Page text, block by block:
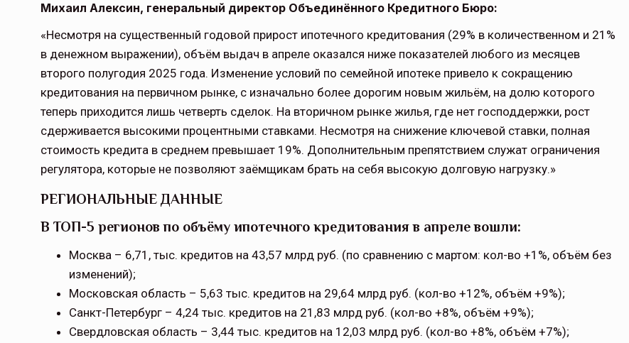
Михаил Алексин, генеральный директор Объединённого Кредитного Бюро:
«Несмотря на существенный годовой прирост ипотечного кредитования (29% в количественном и 21%
в денежном выражении), объём выдач в апреле оказался ниже показателей любого из месяцев
второго полугодия 2025 года. Изменение условий по семейной ипотеке привело к сокращению
кредитования на первичном рынке, с изначально более дорогим новым жильём, на долю которого
теперь приходится лишь четверть сделок. На вторичном рынке жилья, где нет господдержки, рост
сдерживается высокими процентными ставками. Несмотря на снижение ключевой ставки, полная
стоимость кредита в среднем превышает 19%. Дополнительным препятствием служат ограничения
регулятора, которые не позволяют заёмщикам брать на себя высокую долговую нагрузку.»
РЕГИОНАЛЬНЫЕ ДАННЫЕ
В ТОП-5 регионов по объёму ипотечного кредитования в апреле вошли:
Москва – 6,71, тыс. кредитов на 43,57 млрд руб. (по сравнению с мартом: кол-во +1%, объём без
изменений);
Московская область – 5,63 тыс. кредитов на 29,64 млрд руб. (кол-во +12%, объём +9%);
Санкт-Петербург – 4,24 тыс. кредитов на 21,83 млрд руб. (кол-во +8%, объём +9%);
Свердловская область – 3,44 тыс. кредитов на 12,03 млрд руб. (кол-во +8%, объём +7%);
Тамбов — под страховой защитой
Тамбовская область — не только
сельскохозяйственный регион с историческими
рискованного земледелия. Временно исполняющая
обязанности…
ССТ, 2025 №4 СЕНТЯБРЬ
ОСАГО требует переосмысления
Нормативно-правовое регулирование страхового
рынка в России является одним из наиболее
ССТ, 2025 №4 СЕНТЯБРЬ